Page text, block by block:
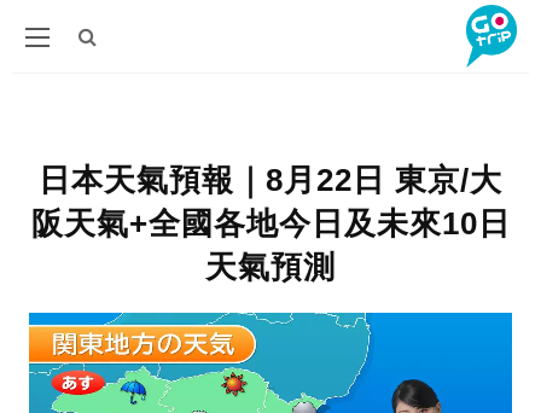
日本天氣預報｜8月22日 東京/大
阪天氣+全國各地今日及未來10日
天氣預測